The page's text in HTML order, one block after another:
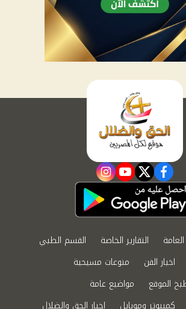
facebook
twitter
youtube
instagram
العامة التقارير الخاصة
القسم الطبي
اخبار الفن
منوعات مسيحية
الموقع
مواضيع عامة
كمبيوتر وموبايل اخبار الحق والضلال